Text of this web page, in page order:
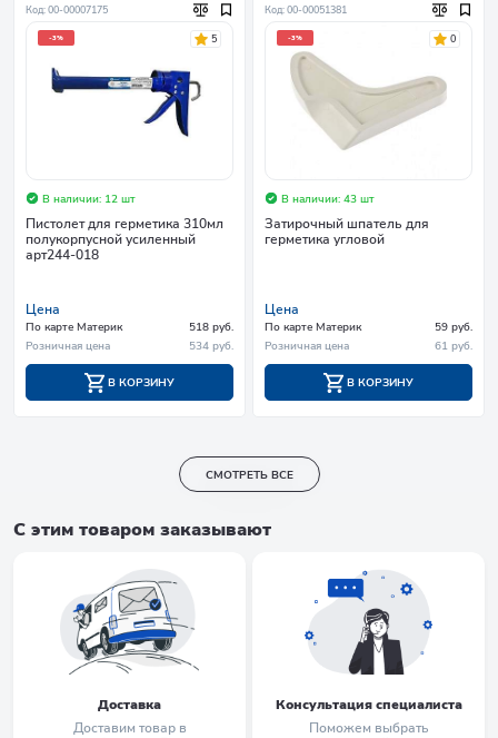
Код: 00-00007175
-3% 5
В наличии: 12 шт
Пистолет для герметика 310мл
полукорпусной усиленный
арт244-018
Цена
По карте Материк
518 руб.
Розничная цена
534 руб.
В КОРЗИНУ
Код: 00-00051381
-3% 0
В наличии: 43 шт
Затирочный шпатель для
герметика угловой
Цена
По карте Материк
59 руб.
Розничная цена
61 руб.
В КОРЗИНУ
СМОТРЕТЬ ВСЕ
С этим товаром заказывают
Доставка
Доставим товар в
Консультация специалиста
Поможем выбрать